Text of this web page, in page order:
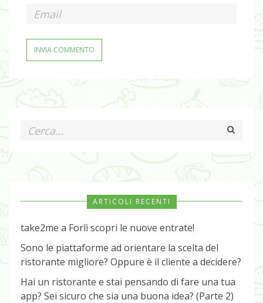
ARTICOLI RECENTI
take2me a Forlì scopri le nuove entrate!
Sono le piattaforme ad orientare la scelta del
ristorante migliore? Oppure è il cliente a decidere?
Hai un ristorante e stai pensando di fare una tua
app? Sei sicuro che sia una buona idea? (Parte 2)